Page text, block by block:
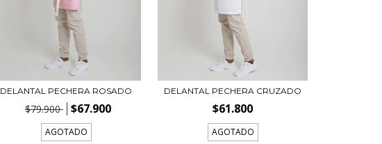
DELANTAL PECHERA ROSADO
$79.900 $67.900
AGOTADO
DELANTAL PECHERA CRUZADO
$61.800
AGOTADO